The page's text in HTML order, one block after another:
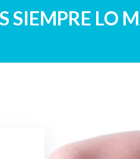
SIEMPRE LO